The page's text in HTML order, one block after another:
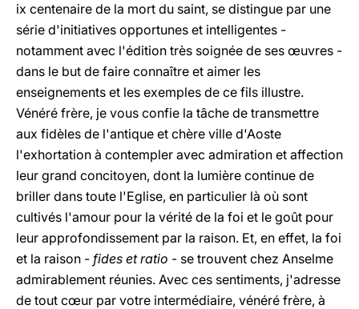
ix centenaire de la mort du saint, se distingue par une
série d'initiatives opportunes et intelligentes -
notamment avec l'édition très soignée de ses œuvres -
dans le but de faire connaître et aimer les
enseignements et les exemples de ce fils illustre.
Vénéré frère, je vous confie la tâche de transmettre
aux fidèles de l'antique et chère ville d'Aoste
l'exhortation à contempler avec admiration et affection
leur grand concitoyen, dont la lumière continue de
briller dans toute l'Eglise, en particulier là où sont
cultivés l'amour pour la vérité de la foi et le goût pour
leur approfondissement par la raison. Et, en effet, la foi
et la raison - fides et ratio - se trouvent chez Anselme
admirablement réunies. Avec ces sentiments, j'adresse
de tout cœur par votre intermédiaire, vénéré frère, à